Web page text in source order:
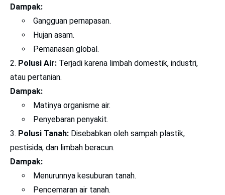
Dampak:
Gangguan pernapasan.
Hujan asam.
Pemanasan global.
Polusi Air: Terjadi karena limbah domestik, industri,
atau pertanian.
Dampak:
Matinya organisme air.
Penyebaran penyakit.
Polusi Tanah: Disebabkan oleh sampah plastik,
pestisida, dan limbah beracun.
Dampak:
Menurunnya kesuburan tanah.
Pencemaran air tanah.